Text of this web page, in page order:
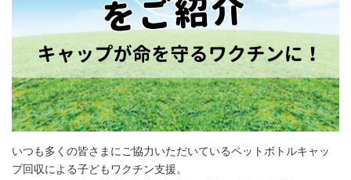
いつも多くの皆さまにご協力いただいているペットボトルキャッ
プ回収による子どもワクチン支援。